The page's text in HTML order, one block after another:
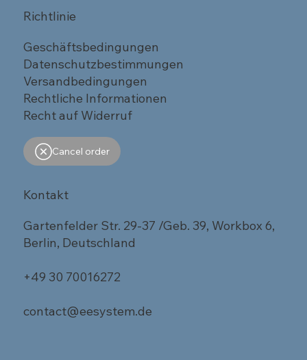
Richtlinie
Geschäftsbedingungen
Datenschutzbestimmungen
Versandbedingungen
Rechtliche Informationen
Recht auf Widerruf
Cancel order
Kontakt
Gartenfelder Str. 29-37 /Geb. 39, Workbox 6,
Berlin, Deutschland
+49 30 70016272
contact@eesystem.de